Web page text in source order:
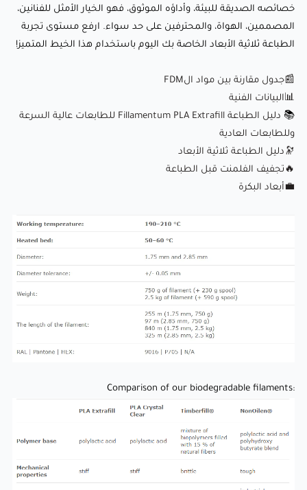
تجفيف الفلمنت قبل الطباعة
💼 أبعاد البكرة
خصائصه الصديقة للبيئة، وأداؤه الموثوق، فهو الخيار الأمثل للفنانين،
المصممين، الهواة، والمحترفين على حد سواء. ارفع مستوى تجربة
الطباعة ثلاثية الأبعاد الخاصة بك اليوم باستخدام هذا الخيط المتميز!
📰جدول مقارنة بين مواد الFDM
📊البيانات الفنية
📚
دليل الطباعة Fillamentum PLA Extrafill للطابعات عالية السرعة
وللطابعات العادية
🔭دليل الطباعة ثلاثية الأبعاد
🔥 تجفيف الفلمنت قبل الطباعة
💼أبعاد البكرة
:Comparison of our biodegradable filaments